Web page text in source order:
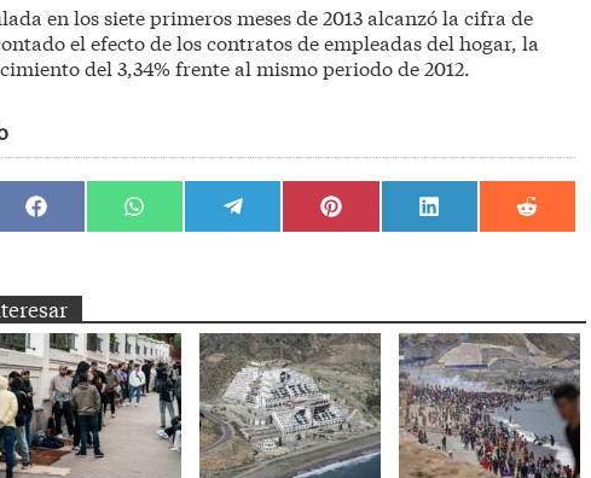
en los siete primeros meses de 2013 alcanzó la cifra de
el efecto de los contratos de empleadas del hogar, la
del 3,34% frente al mismo periodo de 2012.
Compartir
en
Compartir
en
Compartir
en
Compartir
en
Compartir
en
Compartir
en